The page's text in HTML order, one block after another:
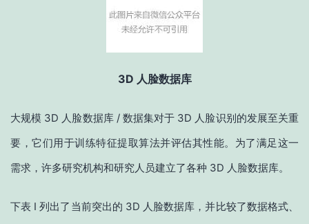
3D 人脸数据库
大规模 3D 人脸数据库 / 数据集对于 3D 人脸识别的发展至关重
要，它们用于训练特征提取算法并评估其性能。为了满足这一
需求，许多研究机构和研究人员建立了各种 3D 人脸数据库。
下表 I 列出了当前突出的 3D 人脸数据库，并比较了数据格式、